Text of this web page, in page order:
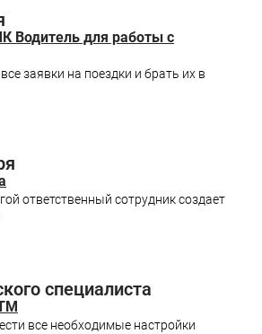
Водитель для работы с
заявки на поездки и брать их в
ответственный сотрудник создает
специалиста
все необходимые настройки